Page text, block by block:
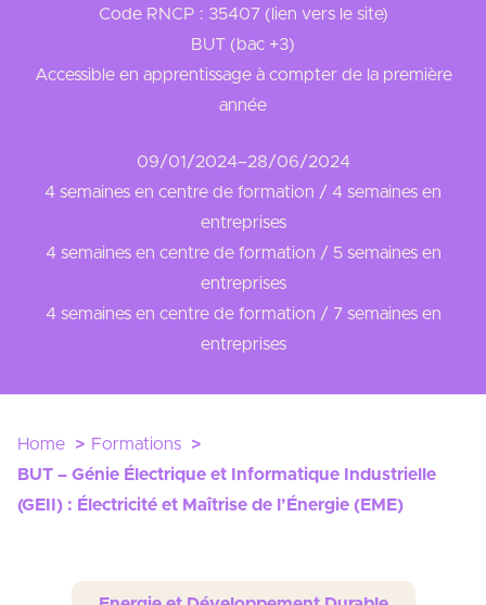
Code RNCP : 35407 (lien vers le site)
BUT (bac +3)
Accessible en apprentissage à compter de la première
année
09/01/2024–28/06/2024
4 semaines en centre de formation / 4 semaines en
entreprises
4 semaines en centre de formation / 5 semaines en
entreprises
4 semaines en centre de formation / 7 semaines en
entreprises
Home
Formations
BUT – Génie Électrique et Informatique Industrielle
(GEII) : Électricité et Maîtrise de l’Énergie (EME)